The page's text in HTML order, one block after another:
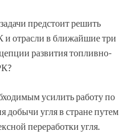
предстоит решить
и отрасли в ближайшие три
развития топливно-
усилить работу по
добычи угля в стране путем
переработки угля.